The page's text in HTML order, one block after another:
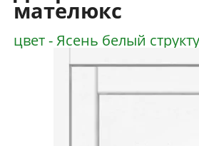
Установка
мателюкс
цвет - Ясень белый